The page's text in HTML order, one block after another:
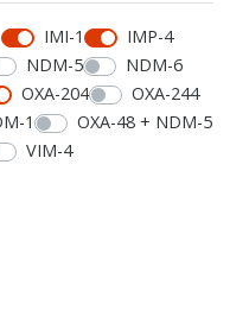
IMI-1
IMP-4
NDM-5
NDM-6
OXA-204
OXA-244
1
OXA-48 + NDM-5
VIM-4